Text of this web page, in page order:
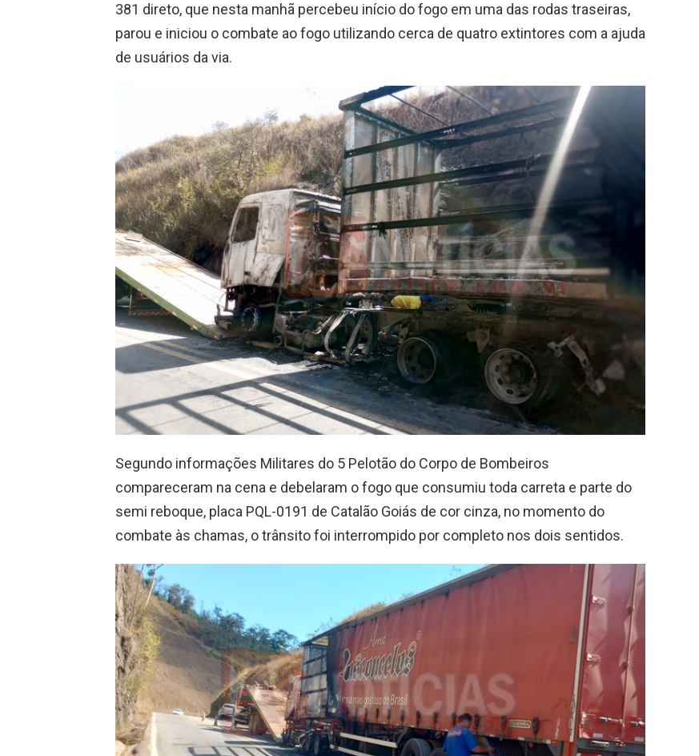
381 direto, que nesta manhã percebeu início do fogo em uma das rodas traseiras,
parou e iniciou o combate ao fogo utilizando cerca de quatro extintores com a ajuda
de usuários da via.
Segundo informações Militares do 5 Pelotão do Corpo de Bombeiros
compareceram na cena e debelaram o fogo que consumiu toda carreta e parte do
semi reboque, placa PQL-0191 de Catalão Goiás de cor cinza, no momento do
combate às chamas, o trânsito foi interrompido por completo nos dois sentidos.